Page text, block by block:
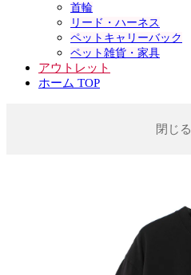
首輪
リード・ハーネス
ペットキャリーバック
ペット雑貨・家具
アウトレット
ホーム TOP
閉じる